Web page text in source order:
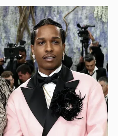
что Рианна
альбомом
4